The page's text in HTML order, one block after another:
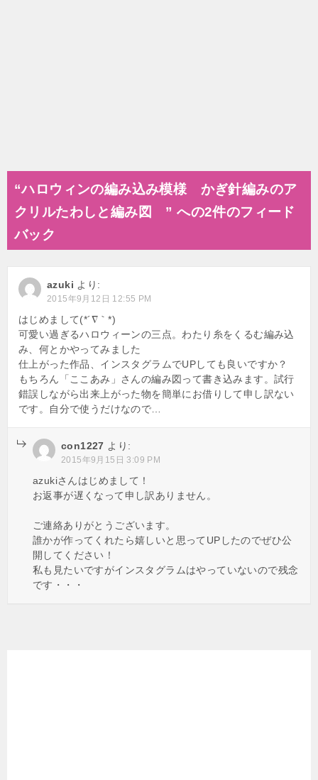
“ハロウィンの編み込み模様 かぎ針編みのア
クリルたわしと編み図 ” への2件のフィード
バック
azuki より:
2015年9月12日 12:55 PM
はじめまして(*´∇｀*)
可愛い過ぎるハロウィーンの三点。わたり糸をくるむ編み込
み、何とかやってみました
仕上がった作品、インスタグラムでUPしても良いですか？
もちろん「ここあみ」さんの編み図って書き込みます。試行
錯誤しながら出来上がった物を簡単にお借りして申し訳ない
です。自分で使うだけなので…
con1227 より:
2015年9月15日 3:09 PM
azukiさんはじめまして！
お返事が遅くなって申し訳ありません。
ご連絡ありがとうございます。
誰かが作ってくれたら嬉しいと思ってUPしたのでぜひ公
開してください！
私も見たいですがインスタグラムはやっていないので残念
です・・・